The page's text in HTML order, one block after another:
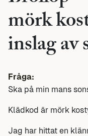
mörk
inslag av
Fråga:
Ska på min mans
Klädkod är mörk
Jag har hittat en